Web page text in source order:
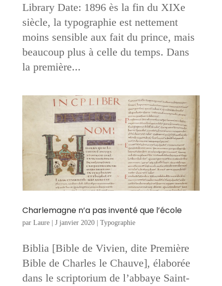
Library Date: 1896 ès la fin du XIXe
siècle, la typographie est nettement
moins sensible aux fait du prince, mais
beaucoup plus à celle du temps. Dans
la première...
Charlemagne n’a pas inventé que l’école
par Laure| J janvier 2020| Typographie
Biblia [Bible de Vivien, dite Première
Bible de Charles le Chauve], élaborée
dans le scriptorium de l’abbaye Saint-